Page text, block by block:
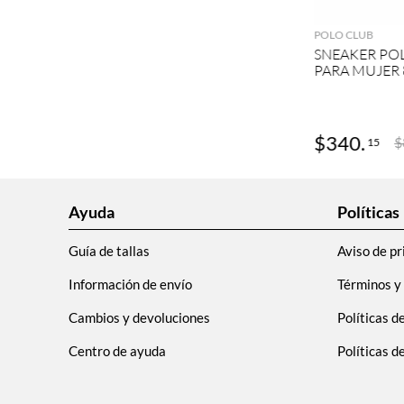
POLO CLUB
SNEAKER
PARA
$340. 15 $
Ayuda
Guía de tallas
Información de envío
Cambios y devoluciones
Centro de ayuda
Políticas
Aviso de
Términos
Políticas
Políticas